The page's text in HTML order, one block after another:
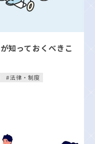
知っておくべきこ
法律・制度